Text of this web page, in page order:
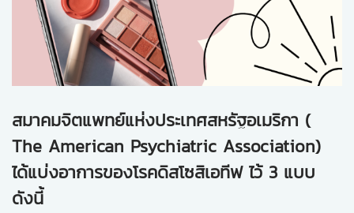
สมาคมจิตแพทย์แห่งประเทศสหรัฐอเมริกา (
The American Psychiatric Association)
ได้แบ่งอาการของโรคดิสโซสิเอทีฟ ไว้ 3 แบบ
ดังนี้